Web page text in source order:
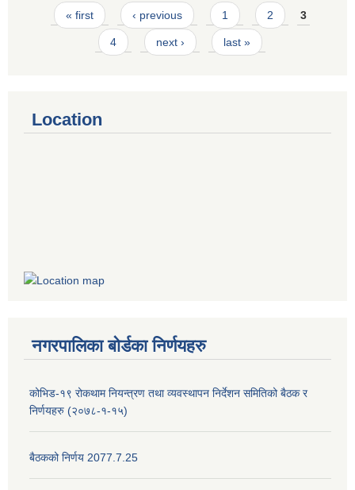
Pages
« first ‹ previous 1 2 3
4 next › last »
Location
नगरपालिका बोर्डका निर्णयहरु
कोभिड-१९ रोकथाम नियन्त्रण तथा व्यवस्थापन निर्देशन समितिको बैठक र
निर्णयहरु (२०७८-१-१५)
बैठकको निर्णय 2077.7.25